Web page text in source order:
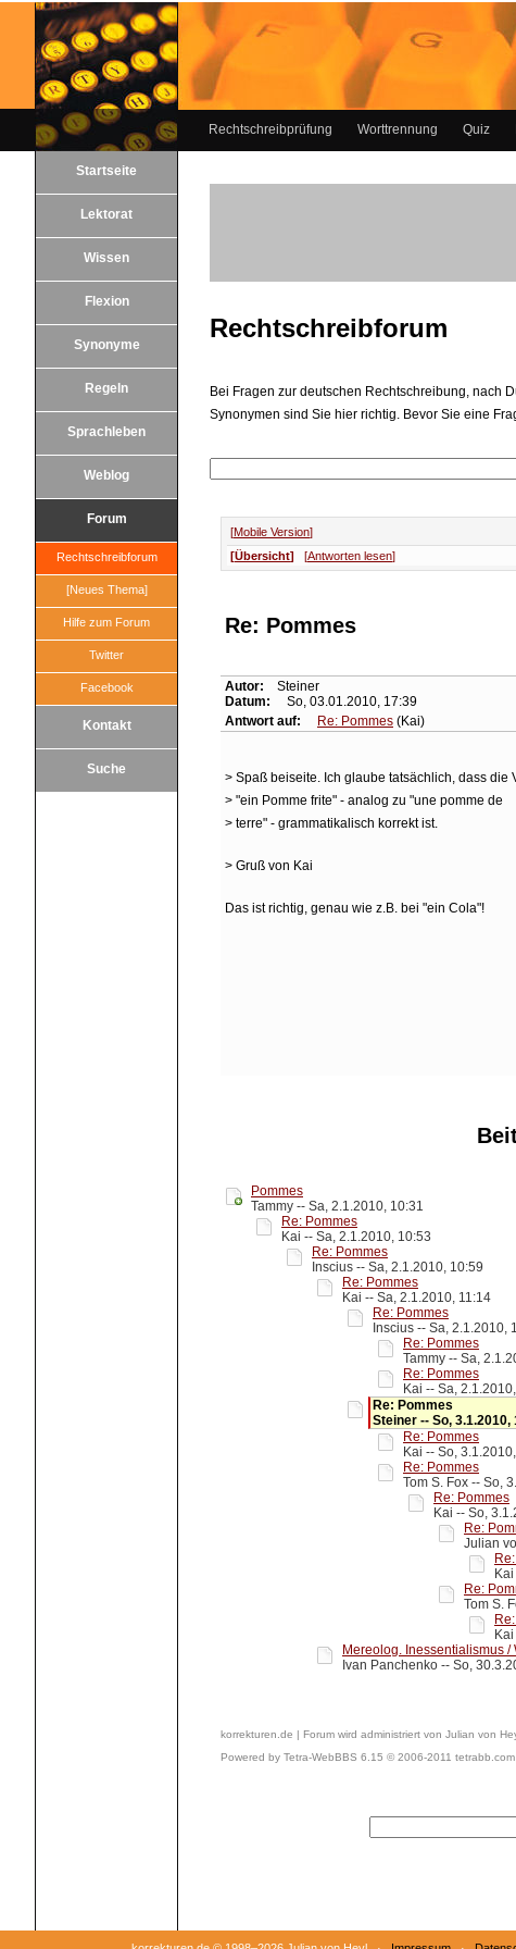
Rechtschreibprüfung Worttrennung Quiz
Startseite
Lektorat
Wissen
Flexion
Synonyme
Regeln
Sprachleben
Weblog
Forum
Rechtschreibforum
[Neues Thema]
Hilfe zum Forum
Twitter
Facebook
Kontakt
Suche
Rechtschreibforum
Bei Fragen zur deutschen Rechtschreibung, nach
Synonymen sind Sie hier richtig. Bevor Sie eine
Mobile Version
Übersicht
Antworten lesen
Re: Pommes
Autor:
Steiner
Datum:
So, 03.01.2010, 17:39
Antwort auf:
Re: Pommes (Kai)
> Spaß beiseite. Ich glaube tatsächlich, dass die
> "ein Pomme frite" - analog zu "une pomme de
> terre" - grammatikalisch korrekt ist.
> Gruß von Kai
Das ist richtig, genau wie z.B. bei "ein Cola"!
Pommes
Tammy -- Sa, 2.1.2010, 10:31
Re: Pommes
Kai -- Sa, 2.1.2010, 10:53
Re: Pommes
Inscius -- Sa, 2.1.2010, 10:59
Re: Pommes
Kai -- Sa, 2.1.2010, 11:14
Re: Pommes
Inscius -- Sa, 2.1.2010,
Re: Pommes
Tammy -- Sa,
Re: Pommes
Kai -- Sa,
Re: Pommes
Steiner -- So, 3.1.2010,
Re: Pommes
Kai -- So,
Re: Pommes
Tom S. Fox -- So,
Re: Pommes
Kai -- So,
Re:
Julian
Re:
Tom S.
Mereolog. Inessentialismus /
Ivan Panchenko -- So,
korrekturen.de | Forum wird administriert von Julian von
Powered by Tetra-WebBBS 6.15 © 2006-2011 tetrabb.com